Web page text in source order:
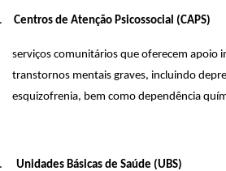
Centros de Atenção Psicossocial (CAPS)
serviços comunitários que oferecem apoio
transtornos mentais graves, incluindo
esquizofrenia, bem como dependência
Unidades Básicas de Saúde (UBS)